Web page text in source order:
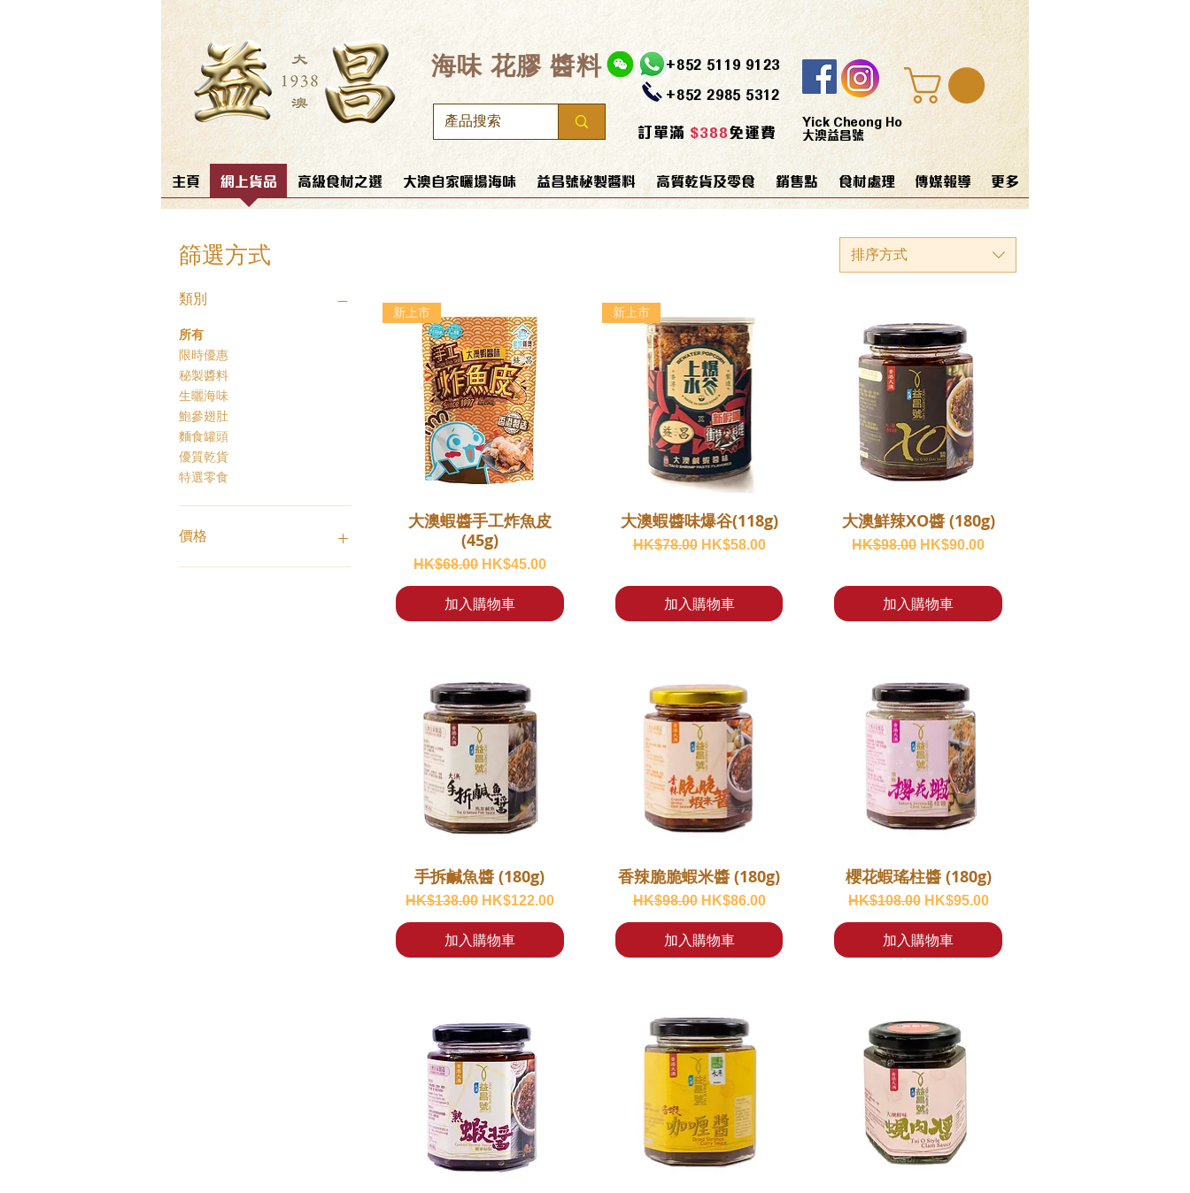
​海味 花膠 醬料
+852 5119 9123
+852 2985 5312
訂單滿 $388免運費
Yick Cheong Ho
大澳益昌號
主頁 網上貨品 高級食材之選 大澳自家曬場海味 益昌號秘製醬料 高質乾貨及零食 銷售點 食材處理 傳媒報導 更多
篩選方式
類別
所有
限時優惠
秘製醬料
生曬海味
鮑參翅肚
麵食罐頭
優質乾貨
特選零食
價格
排序方式
新上市
大澳蝦醬手工炸魚皮
(45g)
一般價格
HK$68.00 促銷價格
HK$45.00
加入購物車
新上市
大澳蝦醬味爆谷(118g)
一般價格
HK$78.00 促銷價格
HK$58.00
加入購物車
大澳鮮辣XO醬 (180g)
一般價格
HK$98.00 促銷價格
HK$90.00
加入購物車
手拆鹹魚醬 (180g)
一般價格
HK$138.00 促銷價格
HK$122.00
加入購物車
香辣脆脆蝦米醬 (180g)
一般價格
HK$98.00 促銷價格
HK$86.00
加入購物車
櫻花蝦瑤柱醬 (180g)
一般價格
HK$108.00 促銷價格
HK$95.00
加入購物車